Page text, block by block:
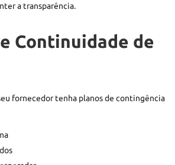
a transparência.
Continuidade de
fornecedor tenha planos de contingência